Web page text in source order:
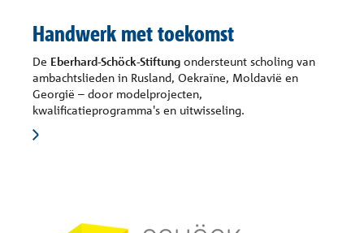
Handwerk met toekomst
De Eberhard-Schöck-Stiftung ondersteunt scholing van
ambachtslieden in Rusland, Oekraïne, Moldavië en
Georgië – door modelprojecten,
kwalificatieprogramma's en uitwisseling.